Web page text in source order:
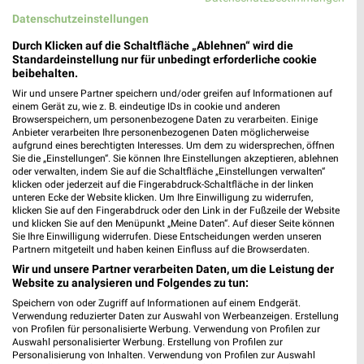
Filialen in der Umgebung
3 Filialen
dm Ravensburg
Ziegelstraße 6
88214 Ravensburg
Heute geschlossen
4,65 km
dm Meckenbeuren
Sömmeringstraße 1
88074 Meckenbeuren
Heute geschlossen
15,64 km
Datenschutzeinstellungen
Durch Klicken auf die Schaltfläche „Ablehnen“ wird die
Standardeinstellung nur für unbedingt erforderliche cookie
beibehalten.
Wir und unsere Partner speichern und/oder greifen auf Informationen auf
einem Gerät zu, wie z. B. eindeutige IDs in cookie und anderen
Browserspeichern, um personenbezogene Daten zu verarbeiten. Einige
Anbieter verarbeiten Ihre personenbezogenen Daten möglicherweise
aufgrund eines berechtigten Interesses. Um dem zu widersprechen, öffnen
Sie die „Einstellungen“. Sie können Ihre Einstellungen akzeptieren, ablehnen
oder verwalten, indem Sie auf die Schaltfläche „Einstellungen verwalten“
klicken oder jederzeit auf die Fingerabdruck-Schaltfläche in der linken
unteren Ecke der Website klicken. Um Ihre Einwilligung zu widerrufen,
klicken Sie auf den Fingerabdruck oder den Link in der Fußzeile der Website
und klicken Sie auf den Menüpunkt „Meine Daten“. Auf dieser Seite können
Sie Ihre Einwilligung widerrufen. Diese Entscheidungen werden unseren
Partnern mitgeteilt und haben keinen Einfluss auf die Browserdaten.
Wir und unsere Partner verarbeiten Daten, um die Leistung der
Website zu analysieren und Folgendes zu tun:
Speichern von oder Zugriff auf Informationen auf einem Endgerät.
Verwendung reduzierter Daten zur Auswahl von Werbeanzeigen. Erstellung
von Profilen für personalisierte Werbung. Verwendung von Profilen zur
Auswahl personalisierter Werbung. Erstellung von Profilen zur
Personalisierung von Inhalten. Verwendung von Profilen zur Auswahl